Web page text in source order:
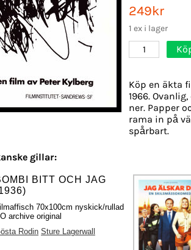
249kr
1 ex i lager
1
Köp en äkta
1966.
ner. Papper
rama in på
spårbart.
gillar:
BITT OCH JAG
70x100cm nyskick/rullad
archive original
Rodin Sture Lagerwall